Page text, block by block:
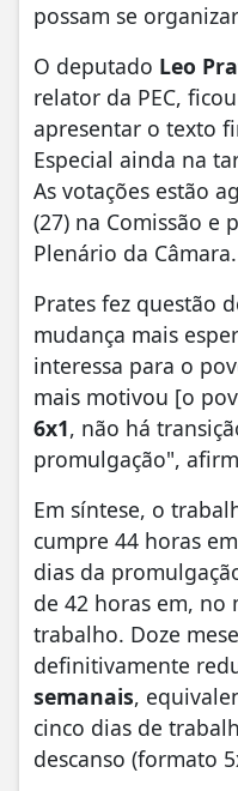
possam se
O deputado Leo
relator da PEC,
apresentar o texto
Especial ainda na
As votações estão
(27) na Comissão e
Plenário da Câmara.
Prates fez questão
mudança mais
interessa para o
mais motivou [o
6x1, não há
promulgação",
Em síntese, o
cumpre 44 horas
dias da
de 42 horas em, no
trabalho. Doze
definitivamente
semanais,
cinco dias de
descanso (formato